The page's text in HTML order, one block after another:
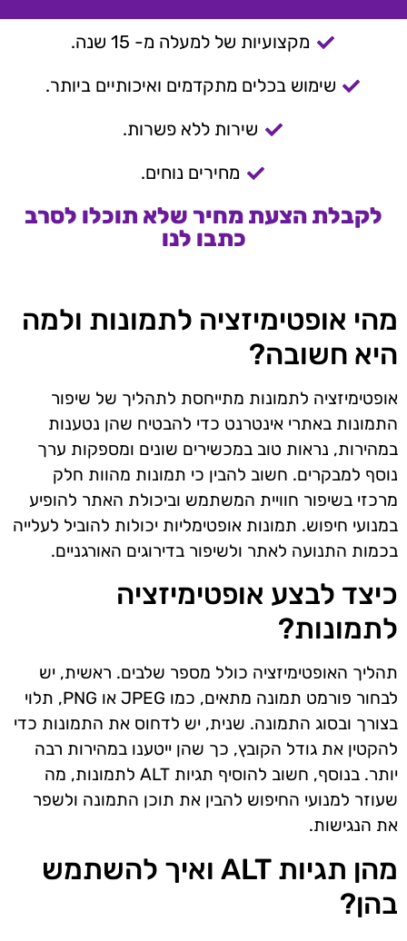
מקצועיות של למעלה מ- 15 שנה.
שימוש בכלים מתקדמים ואיכותיים ביותר.
שירות ללא פשרות.
מחירים נוחים.
לקבלת הצעת מחיר שלא תוכלו לסרב
כתבו לנו
מהי אופטימיזציה לתמונות ולמה
היא חשובה?
אופטימיזציה לתמונות מתייחסת לתהליך של שיפור
התמונות באתרי אינטרנט כדי להבטיח שהן נטענות
במהירות, נראות טוב במכשירים שונים ומספקות ערך
נוסף למבקרים. חשוב להבין כי תמונות מהוות חלק
מרכזי בשיפור חוויית המשתמש וביכולת האתר להופיע
במנועי חיפוש. תמונות אופטימליות יכולות להוביל לעלייה
בכמות התנועה לאתר ולשיפור בדירוגים האורגניים.
כיצד לבצע אופטימיזציה
לתמונות?
תהליך האופטימיזציה כולל מספר שלבים. ראשית, יש
לבחור פורמט תמונה מתאים, כמו JPEG או PNG, תלוי
בצורך ובסוג התמונה. שנית, יש לדחוס את התמונות כדי
להקטין את גודל הקובץ, כך שהן ייטענו במהירות רבה
יותר. בנוסף, חשוב להוסיף תגיות ALT לתמונות, מה
שעוזר למנועי החיפוש להבין את תוכן התמונה ולשפר
את הנגישות.
מהן תגיות ALT ואיך להשתמש
בהן?